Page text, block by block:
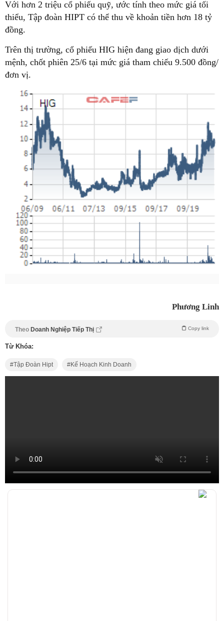
Với hơn 2 triệu cổ phiếu quỹ, ước tính theo mức giá tối
thiểu, Tập đoàn HIPT có thể thu về khoản tiền hơn 18 tỷ
đồng.
Trên thị trường, cổ phiếu HIG hiện đang giao dịch dưới
mệnh, chốt phiên 25/6 tại mức giá tham chiếu 9.500 đồng/
đơn vị.
Phương Linh
Theo Doanh Nghiệp Tiếp Thị Copy link
Từ Khóa:
Tập Đoàn Hipt Kế Hoạch Kinh Doanh